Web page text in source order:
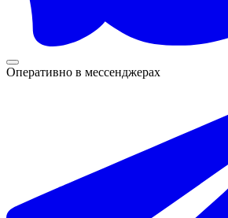
Оперативно в мессенджерах